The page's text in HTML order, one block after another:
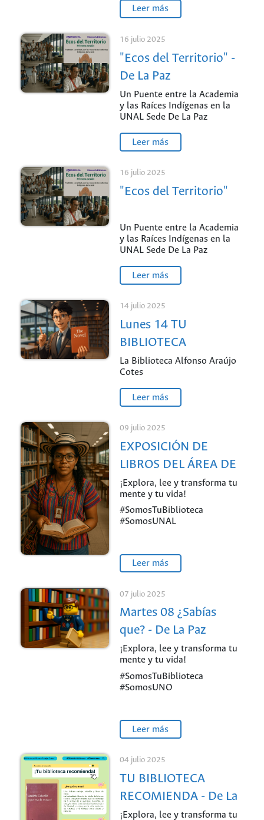
Leer más
16 julio 2025
"Ecos del Territorio" -
De La Paz
Un Puente entre la Academia
y las Raíces Indígenas en la
UNAL Sede De La Paz
Leer más
16 julio 2025
"Ecos del Territorio"
Un Puente entre la Academia
y las Raíces Indígenas en la
UNAL Sede De La Paz
Leer más
14 julio 2025
Lunes 14 TU
BIBLIOTECA
RECOMIENDA - De La
Paz
La Biblioteca Alfonso Araújo
Cotes
Leer más
09 julio 2025
EXPOSICIÓN DE
LIBROS DEL ÁREA DE
ESTADÍSTICA - De La
Paz
¡Explora, lee y transforma tu
mente y tu vida!
#SomosTuBiblioteca
#SomosUNAL
Leer más
07 julio 2025
Martes 08 ¿Sabías
que? - De La Paz
¡Explora, lee y transforma tu
mente y tu vida!
#SomosTuBiblioteca
#SomosUNO
Leer más
04 julio 2025
TU BIBLIOTECA
RECOMIENDA - De La
Paz
¡Explora, lee y transforma tu